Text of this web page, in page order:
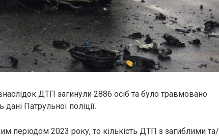
внаслідок ДТП загинули 2886 осіб та було травмовано
Патрульної поліції.
періодом 2023 року, то кількість ДТП з загиблими та/